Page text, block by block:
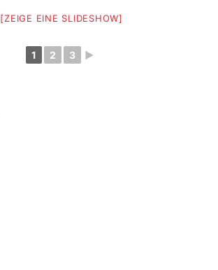
[ZEIGE EINE SLIDESHOW]
1 2 3 ►